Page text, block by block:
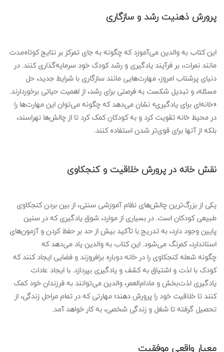
پرورش ذهنیت رشد و سازگاری
این کتاب به والدین می‌آموزد که چگونه به جای تمرکز بر نتایج کوتاه‌مدت
مانند نمرات، بر فرآیند یادگیری و رشد کودک خود سرمایه‌گذاری کنند. در
دنیای پرشتاب امروز، مهارت‌هایی مانندسازگاری با شرایط جدید، حل
مسئله، و تبدیل شکست به فرصتی برای رشد، از اهمیت حیاتی برخوردارند.
«خانه‌ای برای یادگیری» نشان می‌دهد که چگونه می‌توان این مهارت‌ها را
در محیط خانه تقویت کرد و به کودکان کمک کرد تا از چالش‌ها نهراسند،
بلکه از آنها برای قوی‌تر شدن استفاده کنند.
نقش خانه در پرورش خلاقیت و کنجکاوی
یکی از بزرگ‌ترین چالش‌های نظام آموزشی سنتی، از بین بردنکنجکاوی
طبیعیکودکان است. در بسیاری از موارد، شوق یادگیری که در سنین
پایین وجود دارد، به تدریج با تأکید بیش از حد بر حفظ کردن و آزمون‌های
استاندارد، کمرنگ می‌شود. این کتاب به والدین یاد می‌دهد که
چگونهشعله کنجکاوی را در خانه دوباره برافروزند و فضایی ایجاد کنند که
کودک با لذت و اشتیاق به کشف و یادگیری بپردازد. با ایجاد عادات
یادگیری لذت‌بخش و مادام‌العمر، والدین می‌توانند به فرزندان خود کمک
کنند تا خلاقیت خود را پرورش دهند؛ مهارتی که در تمام مراحل زندگی، از
تحصیل گرفته تا شغل و زندگی شخصی، به کار خواهد آمد.
معیار واقعی موفقیت